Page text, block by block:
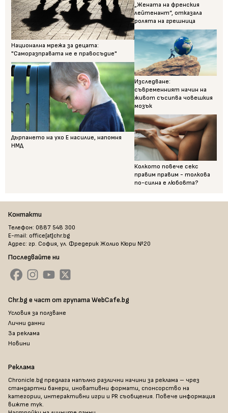
Национална мрежа за децата:
"Саморазправата не е правосъдие"
Дърпането на ухо Е насилие, напомня
НМД
„Жената на френския
лейтенант“, отказала
ролята на грешница
Изследване:
съвременният начин на
живот съсипва човешкия
мозък
Колкото повече секс
правим правим - толкова
по-силна е любовта?
Контакти
Телефон: 0887 548 300
E-mail: office[at]chr.bg
Адрес: гр. София, ул. Фредерик Жолио Кюри №20
Последвайте ни
Chr.bg е част от групата WebCafe.bg
Условия за ползване
Лични данни
За реклама
Новини
Реклама
Chronicle.bg предлага напълно различни начини за реклама – чрез
стандартни банери, иновативни формати, спонсорство на
категории, интерактивни игри и PR съобщения. Повече информация
вижте тук.